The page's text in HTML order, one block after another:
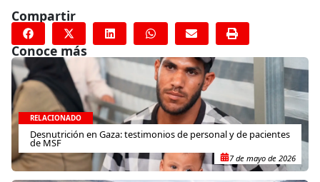
Compartir
Conoce más
RELACIONADO
Desnutrición en Gaza: testimonios de personal y de pacientes
de MSF
7 de mayo de 2026